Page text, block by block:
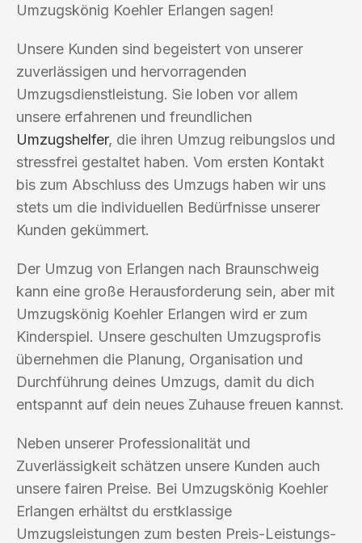
Umzugskönig Koehler Erlangen sagen!
Unsere Kunden sind begeistert von unserer
zuverlässigen und hervorragenden
Umzugsdienstleistung. Sie loben vor allem
unsere erfahrenen und freundlichen
Umzugshelfer, die ihren Umzug reibungslos und
stressfrei gestaltet haben. Vom ersten Kontakt
bis zum Abschluss des Umzugs haben wir uns
stets um die individuellen Bedürfnisse unserer
Kunden gekümmert.
Der Umzug von Erlangen nach Braunschweig
kann eine große Herausforderung sein, aber mit
Umzugskönig Koehler Erlangen wird er zum
Kinderspiel. Unsere geschulten Umzugsprofis
übernehmen die Planung, Organisation und
Durchführung deines Umzugs, damit du dich
entspannt auf dein neues Zuhause freuen kannst.
Neben unserer Professionalität und
Zuverlässigkeit schätzen unsere Kunden auch
unsere fairen Preise. Bei Umzugskönig Koehler
Erlangen erhältst du erstklassige
Umzugsleistungen zum besten Preis-Leistungs-